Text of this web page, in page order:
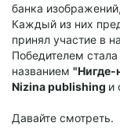
банка
Каждый из них
принял участие в
Победителем стала
названием "Нигде-
Nizina publishing и
Давайте смотреть.